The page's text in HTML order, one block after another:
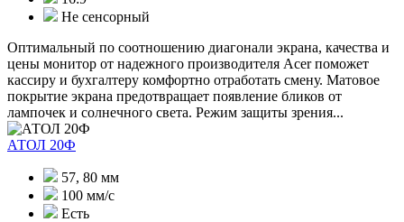
Не сенсорный
Оптимальный по соотношению диагонали экрана, качества и
цены монитор от надежного производителя Acer поможет
кассиру и бухгалтеру комфортно отработать смену. Матовое
покрытие экрана предотвращает появление бликов от
лампочек и солнечного света. Режим защиты зрения...
АТОЛ 20Ф
57, 80 мм
100 мм/c
Есть